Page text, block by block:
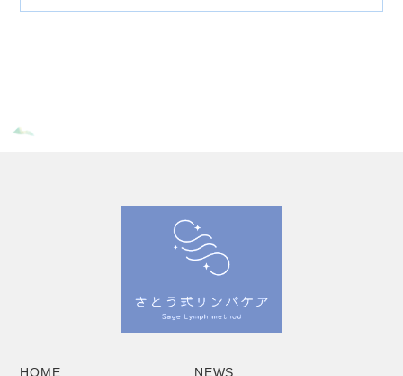
HOME NEWS